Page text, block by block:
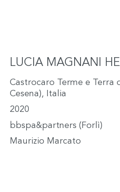
LUCIA MAGNANI
Castrocaro Terme e Terra
Cesena), Italia
2020
bbspa&partners (Forlì)
Maurizio Marcato